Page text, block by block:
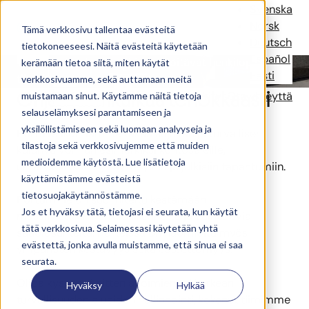
Tämä verkkosivu tallentaa evästeitä
tietokoneeseesi. Näitä evästeitä käytetään
kerämään tietoa siitä, miten käytät
verkkosivuamme, sekä auttamaan meitä
muistamaan sinut. Käytämme näitä tietoja
selauselämyksesi parantamiseen ja
yksilöllistämiseen sekä luomaan analyyseja ja
tilastoja sekä verkkosivujemme että muiden
medioidemme käytöstä. Lue lisätietoja
käyttämistämme evästeistä
tietosuojakäytännöstämme.
Jos et hyväksy tätä, tietojasi ei seurata, kun käytät
tätä verkkosivua. Selaimessasi käytetään yhtä
evästettä, jonka avulla muistamme, että sinua ei saa
seurata.
Hyväksy Hylkää
Svenska
Norsk
Deutsch
Español
Eesti
Ratkaisut ReferenssitUutisetYritys Ota yhteyttä
Henkilöportit
Turvalliset,tehokkaatjaräätälöitävät henkilöportiteri
tiloihin.
Ohjaa jalankulkua tehokkaasti
Porttivalikoimamme takaa sujuvan ja turvallisen
kulunvalvonnan esimerkiksi kuntosaleille,
urheilupaikkoihin, näyttelyihin ja julkisiin tapahtumiin.
Porttimme on suunniteltu kestämään
massiivistakin henkilöliikennettä ja vaihtelevia
sääolosuhteita. Porteissa on huomioitu myös
ympäristön kestävyys sekä esteettömyys.
Olipa kyseessä sitten avoimien tai korkean
turvallisuuden alueiden hallinnointi, kokenut tiimimme